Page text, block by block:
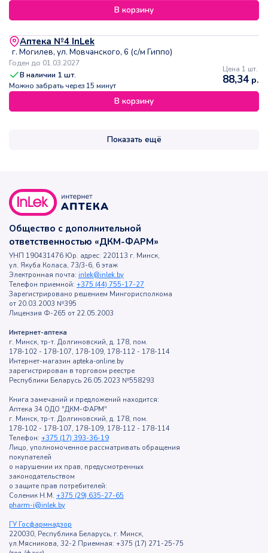
В корзину
Аптека №4 InLek
г. Могилев, ул. Мовчанского, 6 (с/м Гиппо)
Годен до 01.03.2027
В наличии 1 шт.
Можно забрать через 15 минут
Цена 1 шт.
88,34 р.
В корзину
Показать ещё
Общество с дополнительной
ответственностью «ДКМ-ФАРМ»
УНП 190431476 Юр. адрес: 220113 г. Минск,
ул. Якуба Коласа, 73/3-6, 6 этаж
Электронная почта: inlek@inlek.by
Телефон приемной: +375 (44) 755-17-27
Зарегистрировано решением Мингорисполкома
от 20.03.2003 №395
Лицензия Ф-265 от 22.05.2003
Интернет-аптека
г. Минск, тр-т. Долгиновский, д. 178, пом.
178-102 - 178-107, 178-109, 178-112 - 178-114
Интернет-магазин apteka-online.by
зарегистрирован в торговом реестре
Республики Беларусь 26.05.2023 №558293
Книга замечаний и предложений находится:
Аптека 34 ОДО "ДКМ-ФАРМ"
г. Минск, тр-т. Долгиновский, д. 178, пом.
178-102 - 178-107, 178-109, 178-112 - 178-114
Телефон: +375 (17) 393-36-19
Лицо, уполномоченное рассматривать обращения
покупателей
о нарушении их прав, предусмотренных
законодательством
о защите прав потребителей:
Соленик Н.М. +375 (29) 635-27-65
pharm-i@inlek.by
ГУ Госфармнадзор
220030, Республика Беларусь, г. Минск,
ул.Мясникова, 32-2 Приемная: +375 (17) 271-25-75